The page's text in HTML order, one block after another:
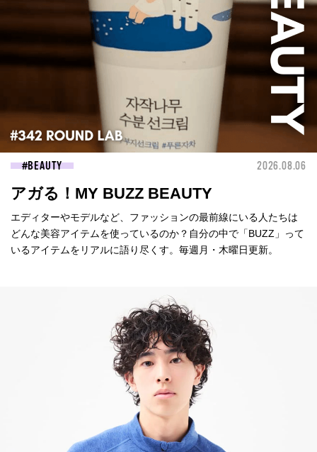
BEAUTY 2026.08.06
アガる！MY BUZZ BEAUTY
エディターやモデルなど、ファッションの最前線にいる人たちは
どんな美容アイテムを使っているのか？自分の中で「BUZZ」って
いるアイテムをリアルに語り尽くす。毎週月・木曜日更新。